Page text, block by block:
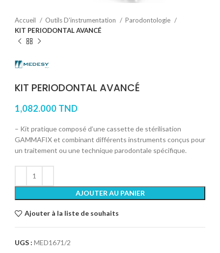
Accueil Outils D'instrumentation
Parodontologie
KIT PERIODONTAL AVANCÉ
KIT PERIODONTAL AVANCÉ
1,082.000 TND
– Kit pratique composé d’une cassette de stérilisation
GAMMAFIX et combinant différents instruments conçus pour
un traitement ou une technique parodontale spécifique.
AJOUTER AU PANIER
Ajouter à la liste de souhaits
UGS : MED1671/2